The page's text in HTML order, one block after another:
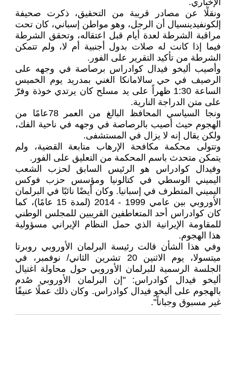
الإخباري.
ونقلًا عن مصادر قريبة من التحقيق، ذكرت صحيفة
إلكونفيدينسيال أن الرجل، وهو مواطن إسباني، كان تحت
مراقبة الشرطة لعدة أيام قبل اعتقاله، وتحقق الشرطة
فيما إذا كانت له صلات بدول أجنبية أم لا، ولم تتمكن
الشرطة من تأكيد التقرير على الفور.
وأصيب أليخو فيدال كوادراس برصاصة في وجهه على
الرصيف في حي سالامانكا الغني بمدريد يوم الخميس
الساعة 1:30 ظهراً على يد مسلح كان يرتدي خوذة وفرّ
على متن الدراجة النارية.
ونجا السياسي المحافظ البالغ من العمر 78عامًا من
الهجوم حيث أصيب بالرصاصة في وجهه في ناحية الفك،
ولكن يقال إنه لا يزال في المستشفى.
وتتولى محكمة مكافحة الإرهاب متابعة القضية، ولم
يتمكن متحدث باسم المحكمة من التعليق على الفور.
وفيدال كوادراس هو الرئيس السابق لحزب الشعب
اليميني الوسطي في كتالونيا ومؤسس حزب فوكس
اليميني المتطرف في إسبانيا. وكان أيضًا نائبًا في البرلمان
الأوروبي بين عامي 1999 - 2014 (لمدة 15 عامًا)، كما
كان كوادراس أحد المتعاطفين القريبين للمجلس الوطني
للمقاومة الإيرانية الذي حمل النظام الإيراني مسؤولية
هذا الهجوم.
وفي هذا الشأن قالت رئيسة البرلمان الأوروبي روبرتا
ميتسولا، يوم الاثنين 20 تشرين الثاني/ نوفمبر، في
الجلسة الرسمية للبرلمان الأوروبي حول محاولة اغتيال
أليخو فيدال كوادراس: "إن البرلمان الأوروبي صُدم
بالهجوم على أليخو فيدال كوادراس. وكان ذلك عملًا عنيفًا
غير مسبوق وجباناً".